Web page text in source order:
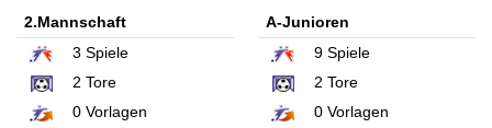
2.Mannschaft
3 Spiele
2 Tore
0 Vorlagen
A-Junioren
9Spiele
2 Tore
0Vorlagen